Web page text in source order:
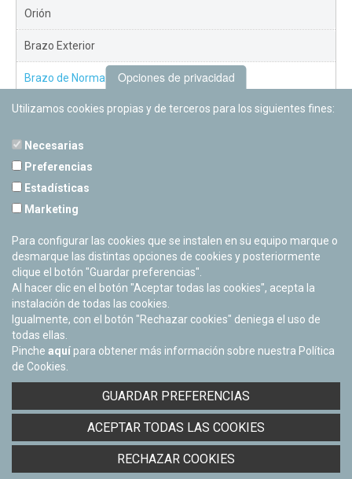
Orión
Brazo Exterior
Brazo de Norma
Nuevo Exterior
Cerrado Temporalmente
Facebook
Twitter
Youtube
Flickr
Política de privacidad y Aviso legal
Derecho de acceso a información pública
Opciones de privacidad
Utilizamos cookies propias y de terceros para los siguientes fines:
Necesarias
Preferencias
Estadísticas
Marketing
Para configurar las cookies que se instalen en su equipo marque o
desmarque las distintas opciones de cookies y posteriormente
clique el botón "Guardar preferencias".
Al hacer clic en el botón "Aceptar todas las cookies", acepta la
instalación de todas las cookies.
Igualmente, con el botón "Rechazar cookies" deniega el uso de
todas ellas.
Pinche aquí para obtener más información sobre nuestra Política
de Cookies.
GUARDAR PREFERENCIAS
ACEPTAR TODAS LAS COOKIES
RECHAZAR COOKIES